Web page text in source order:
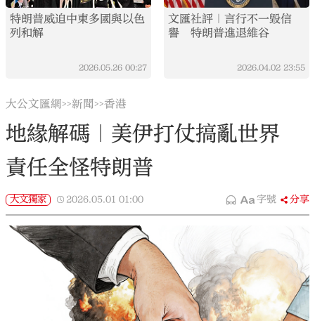
特朗普威迫中東多國與以色
列和解
2026.05.26 00:27
文匯社評｜言行不一毀信
譽 特朗普進退維谷
2026.04.02 23:55
大公文匯網>>新聞>>香港
地緣解碼｜美伊打仗搞亂世界
責任全怪特朗普
大文獨家 2026.05.01 01:00 字號 分享